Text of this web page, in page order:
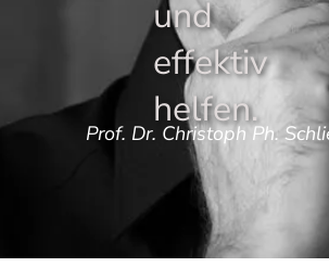
Prof. Dr. Christoph Ph.
und
effektiv
helfen.